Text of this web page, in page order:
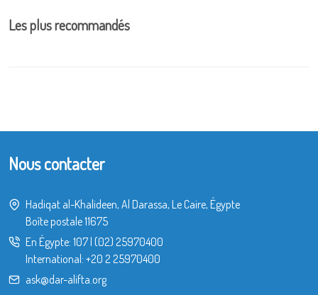
Les plus recommandés
Nous contacter
Hadiqat al-Khalideen, Al Darassa, Le Caire, Égypte
Boîte postale 11675
En Égypte: 107 (02) 25970400
International: +20 2 25970400
ask@dar-alifta.org